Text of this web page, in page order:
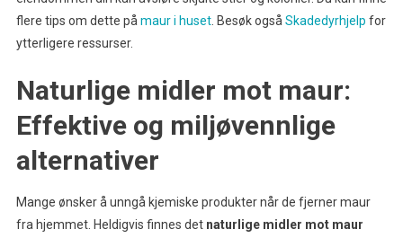
flere tips om dette på maur i huset. Besøk også Skadedyrhjelp for
ytterligere ressurser.
Naturlige midler mot maur:
Effektive og miljøvennlige
alternativer
Mange ønsker å unngå kjemiske produkter når de fjerner maur
fra hjemmet. Heldigvis finnes det naturlige midler mot maur